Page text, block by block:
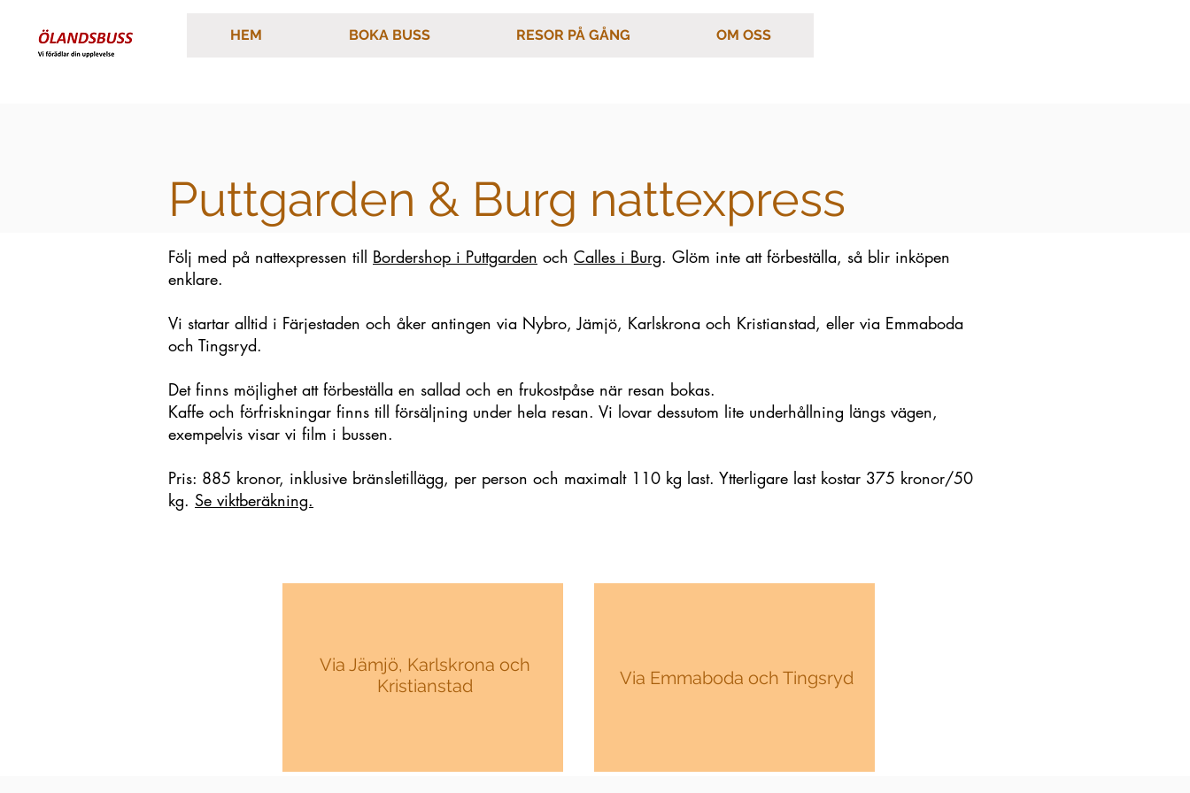
HEM BOKA BUSS RESOR PÅ GÅNG OM OSS
Puttgarden & Burg nattexpress
Följ med på nattexpressen till Bordershop i Puttgarden och Calles i Burg. Glöm inte att förbeställa, så blir inköpen
enklare.
Vi startar alltid i Färjestaden och åker antingen via Nybro, Jämjö, Karlskrona och Kristianstad, eller via Emmaboda
och Tingsryd.
Det finns möjlighet att förbeställa en sallad och en frukostpåse när resan bokas.
Kaffe och förfriskningar finns till försäljning under hela resan. Vi lovar dessutom lite underhållning längs vägen,
exempelvis visar vi film i bussen.
Pris: 885 kronor, inklusive bränsletillägg, per person och maximalt 110 kg last. Ytterligare last kostar 375 kronor/50
kg. Se viktberäkning.
Via Jämjö, Karlskrona och
Kristianstad
Via Emmaboda och Tingsryd